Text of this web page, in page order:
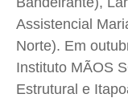
Assistencial
Norte). Em
Instituto MÃOS
Estrutural e